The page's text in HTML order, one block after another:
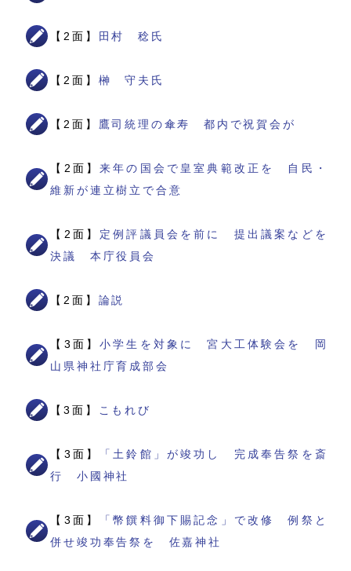
【2面】 田村 稔氏
【2面】 榊 守夫氏
【2面】 鷹司統理の傘寿 都内で祝賀会が
【2面】来年の国会で皇室典範改正を 自民・
維新が連立樹立で合意
【2面】 定例評議員会を前に 提出議案などを
決議 本庁役員会
【2面】 論説
【3面】小学生を対象に 宮大工体験会を 岡
山県神社庁育成部会
【3面】 こもれび
【3面】
「土鈴館」が竣功し 完成奉告祭を斎
行 小國神社
【3面】
「幣饌料御下賜記念」で改修 例祭と
併せ竣功奉告祭を 佐嘉神社